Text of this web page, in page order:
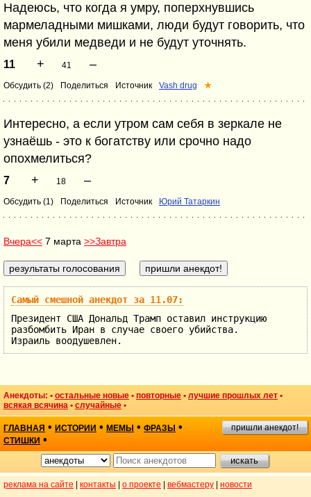
Надеюсь, что когда я умру, поперхнувшись
мармеладными мишками, люди будут говорить, что
меня убили медведи и не будут уточнять.
11 + 41 –
Обсудить (2) Поделиться Источник Vash drug ★
Интересно, а если утром сам себя в зеркале не
узнаёшь - это к богатству или срочно надо
опохмелиться?
7 + 18 –
Обсудить (1) Поделиться Источник Юрий Татаркин
Вчера<< 7 марта >>Завтра
Самый смешной анекдот за 11.07:
Президент США Дональд Трамп оставил инструкцию
разбомбить Иран в случае своего убийства.
Израиль воодушевлен.
Анекдоты: • остальные новые • повторные • лучшие прошлых лет •
всякая всячина • случайные •
ГЛАВНАЯ • ИСТОРИИ • МЕМЫ • ФРАЗЫ •
СТИШКИ •
пришли анекдот!
реклама на сайте контакты о проекте вебмастеру
новости